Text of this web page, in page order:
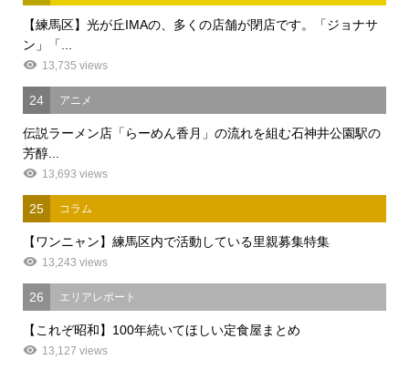
【練馬区】光が丘IMAの、多くの店舗が閉店です。「ジョナサ
ン」「...
13,735 views
24 アニメ
伝説ラーメン店「らーめん香月」の流れを組む石神井公園駅の
芳醇...
13,693 views
25 コラム
【ワンニャン】練馬区内で活動している里親募集特集
13,243 views
26 エリアレポート
【これぞ昭和】100年続いてほしい定食屋まとめ
13,127 views